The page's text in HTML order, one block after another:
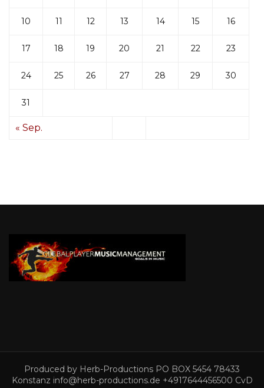
10 11 12 13 14 15 16
17 18 19 20 21 22 23
24 25 26 27 28 29 30
31
« Sep.
Produced by Herb-Productions PO BOX 5454 78433
Konstanz info@herb-productions.de +4917644456500 CvD